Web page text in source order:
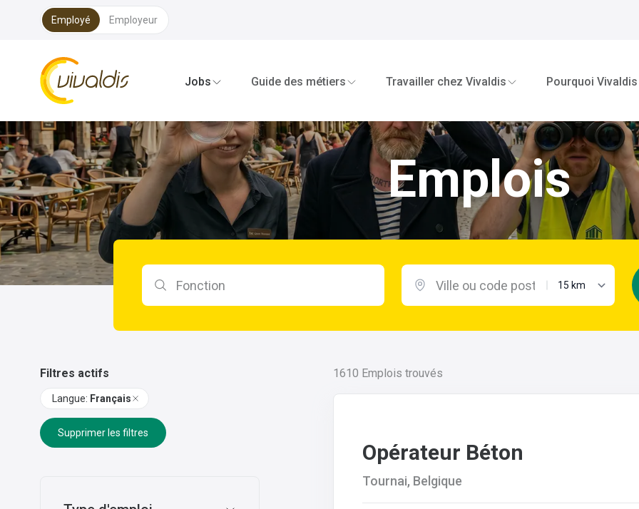
Employé Employeur
Vivaldis Interim
Jobs
Guide des métiers Travailler chez Vivaldis Pourquoi Vivaldis
Emplois
Rechercher par fonction distance maximale
Filtres actifs
Langue: Français
Supprimer les filtres
1610 Emplois trouvés
Opérateur Béton
Tournai, Belgique